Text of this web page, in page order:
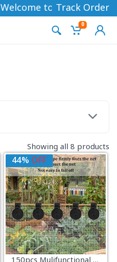
Welcome to Kroymela
Track Order
0
Showing all 8 products
44% OFF